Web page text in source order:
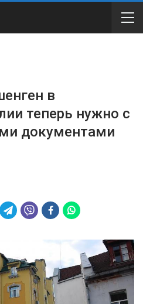
в
теперь нужно с
документами